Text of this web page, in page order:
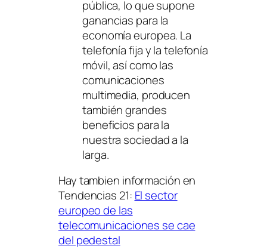
pública, lo que supone
ganancias para la
economía europea. La
telefonía fija y la telefonía
móvil, así como las
comunicaciones
multimedia, producen
también grandes
beneficios para la
nuestra sociedad a la
larga.
Hay tambien información en
Tendencias 21: El sector
europeo de las
telecomunicaciones se cae
del pedestal